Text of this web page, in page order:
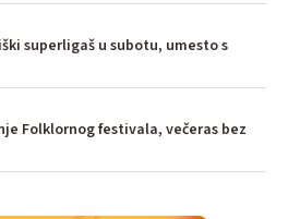
superligaš u subotu, umesto s
Folklornog festivala, večeras bez